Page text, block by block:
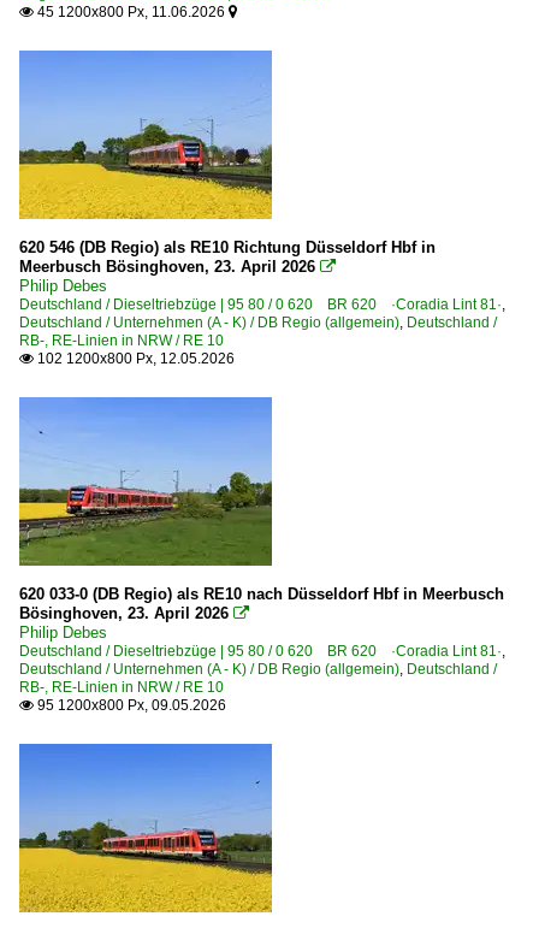
Bahntechnische Anlagen und Kunstbauten
Bahnübergänge
Formsignale
Gleise und Weichen
Hohenzollernbrücke
Dieselloks | 92 80
1 212 BR 212 DB V 100.20
1 215 BR 215 DB V 163
1 218 BR 218
1 227 BR 227 ·NoHAB AA16· 'V 170'
1 261 BR 261 · BR 260 ·Gravita 10 BB·
Dieseltriebzüge | 95 80
0 622 BR 622 ·Coradia Lint 54·
 45 1200x800 Px, 11.06.2026 
620 546 (DB Regio) als RE10 Richtung Düsseldorf Hbf in
Meerbusch Bösinghoven, 23. April 2026 
Philip Debes
Deutschland / Dieseltriebzüge | 95 80 / 0 620 BR 620 ·Coradia Lint 81·,
Deutschland / Unternehmen (A - K) / DB Regio (allgemein), Deutschland /
RB-, RE-Linien in NRW / RE 10
 102 1200x800 Px, 12.05.2026
620 033-0 (DB Regio) als RE10 nach Düsseldorf Hbf in Meerbusch
Bösinghoven, 23. April 2026 
Philip Debes
Deutschland / Dieseltriebzüge | 95 80 / 0 620 BR 620 ·Coradia Lint 81·,
Deutschland / Unternehmen (A - K) / DB Regio (allgemein), Deutschland /
RB-, RE-Linien in NRW / RE 10
 95 1200x800 Px, 09.05.2026